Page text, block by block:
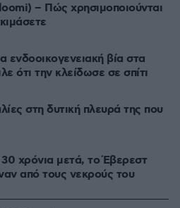
– Πώς χρησιμοποιούνται
ενδοοικογενειακή βία στα
ότι την κλείδωσε σε σπίτι
στη δυτική πλευρά της που
χρόνια μετά, το Έβερεστ
από τους νεκρούς του